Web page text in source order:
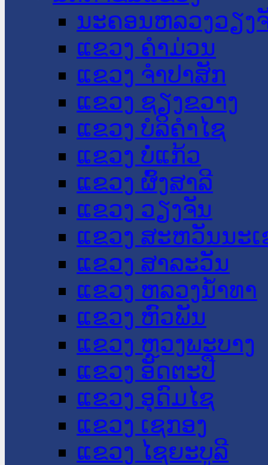
ນະ​ຄອນ​ຫລວງວຽງ
ແຂວງ ຄໍາມ່ວນ
ແຂວງ ຈໍາປາສັກ
ແຂວງ ຊຽງຂວາງ
ແຂວງ ບໍລິຄໍາໄຊ
ແຂວງ ບໍ່ແກ້ວ
ແຂວງ ຜົ້ງສາລີ
ແຂວງ ວຽງຈັນ
ແຂວງ ສະຫວັນນະ
ແຂວງ ສາລະວັນ
ແຂວງ ຫລວງນໍ້າທາ
ແຂວງ ຫົວພັນ
ແຂວງ ຫຼວງພະບາງ
ແຂວງ ອັດຕະປື
ແຂວງ ອຸດົມໄຊ
ແຂວງ ເຊກອງ
ແຂວງ ໄຊຍະບູລີ